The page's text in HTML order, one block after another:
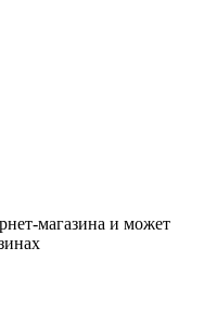
магазина и может